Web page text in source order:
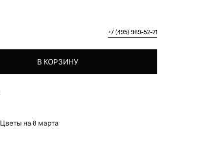
+7 (495) 989-52-21
В КОРЗИНУ
Цветы на 8 марта